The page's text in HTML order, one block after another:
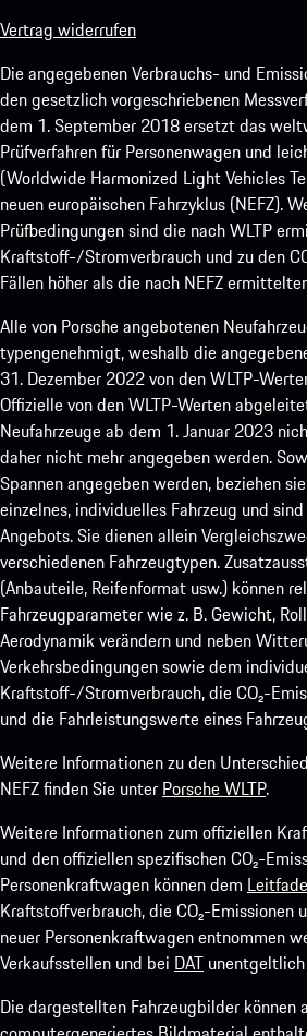
Vertrag widerrufen
Die angegebenen Verbrauchs- und
den gesetzlich vorgeschriebenen
dem 1. September 2018 ersetzt das
Prüfverfahren für Personenwagen und
(Worldwide Harmonized Light Vehicles
neuen europäischen Fahrzyklus (NEFZ).
Prüfbedingungen sind die nach WLTP
Kraftstoff-/Stromverbrauch und zu den
Fällen höher als die nach NEFZ
Alle von Porsche angebotenen
typengenehmigt, weshalb die
31. Dezember 2022 von den WLTP-
Offizielle von den WLTP-Werten
Neufahrzeuge ab dem 1. Januar 2023
daher nicht mehr angegeben werden.
Spannen angegeben werden, beziehen
einzelnes, individuelles Fahrzeug und
Angebots. Sie dienen allein
verschiedenen Fahrzeugtypen.
(Anbauteile, Reifenformat usw.) können
Fahrzeugparameter wie z. B. Gewicht,
Aerodynamik verändern und neben
Verkehrsbedingungen sowie dem
Kraftstoff-/Stromverbrauch, die CO₂-
und die Fahrleistungswerte eines
Weitere Informationen zu den
NEFZ finden Sie unter Porsche WLTP.
Weitere Informationen zum offiziellen
und den offiziellen spezifischen CO₂-
Personenkraftwagen können dem
Kraftstoffverbrauch, die CO₂-Emissionen
neuer Personenkraftwagen entnommen
Verkaufsstellen und bei DAT
Die dargestellten Fahrzeugbilder können